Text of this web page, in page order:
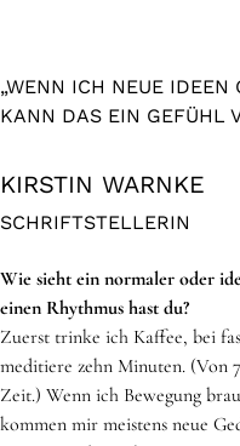
„WENN ICH NEUE IDEEN
KANN DAS EIN GEFÜHL
KIRSTIN WARNKE
SCHRIFTSTELLERIN
Wie sieht ein normaler oder
einen Rhythmus hast du?
Zuerst trinke ich Kaffee, bei
meditiere zehn Minuten. (Von
Zeit.) Wenn ich Bewegung
kommen mir meistens neue